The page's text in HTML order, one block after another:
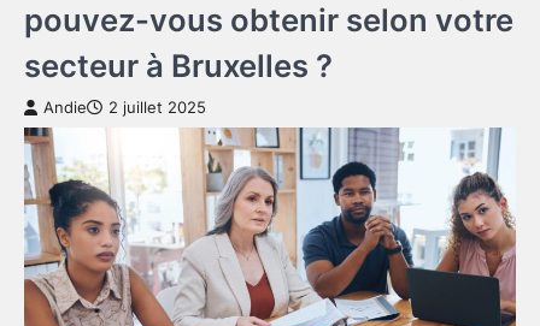
pouvez-vous obtenir selon votre
secteur à Bruxelles ?
Andie 2 juillet 2025